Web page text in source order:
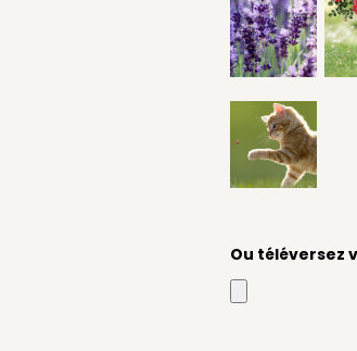
Ou téléversez